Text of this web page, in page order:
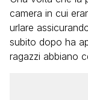
camera in cui
urlare
subito dopo ha
ragazzi abbiano